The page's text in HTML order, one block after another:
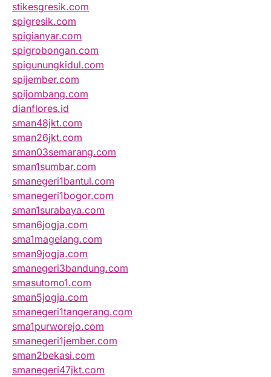
stikesgresik.com
spigresik.com
spigianyar.com
spigrobongan.com
spigunungkidul.com
spijember.com
spijombang.com
dianflores.id
sman48jkt.com
sman26jkt.com
sman03semarang.com
sman1sumbar.com
smanegeri1bantul.com
smanegeri1bogor.com
sman1surabaya.com
sman6jogja.com
sma1magelang.com
sman9jogja.com
smanegeri3bandung.com
smasutomo1.com
sman5jogja.com
smanegeri1tangerang.com
sma1purworejo.com
smanegeri1jember.com
sman2bekasi.com
smanegeri47jkt.com